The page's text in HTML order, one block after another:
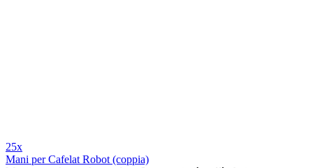
25x
Mani per Cafelat Robot (coppia)